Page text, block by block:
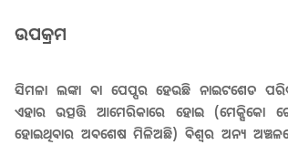
ଉପକ୍ରମ
ସିମଳା ଲଙ୍କା ବା ପେପ୍ପର ହେଉଛି ନାଇଟଶେଡ
ଏହାର ଉତ୍ପତ୍ତି ଆମେରିକାରେ ହୋଇ (ମେକ୍ସିକୋ
ହୋଇଥିବାର ଅବଶେଷ ମିଳିଅଛି) ବିଶ୍ଵର ଅନ୍ୟ